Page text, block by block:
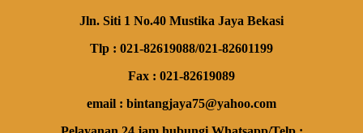
Jln. Siti 1 No.40 Mustika Jaya Bekasi
Tlp : 021-82619088/021-82601199
Fax : 021-82619089
email : bintangjaya75@yahoo.com